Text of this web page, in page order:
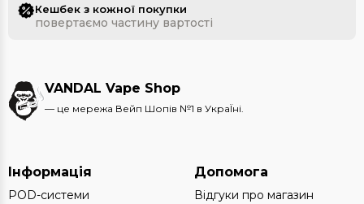
Кешбек з кожної покупки
повертаємо частину вартості
VANDAL Vape Shop
— це мережа Вейп Шопів №1 в УкраЇні.
Інформація
POD-системи
Допомога
Відгуки про магазин